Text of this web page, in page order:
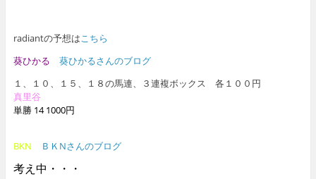
radiantの予想はこちら
葵ひかる
葵ひかるさんのブログ
１、１０、１５、１８の馬連、３連複ボックス 各１００円
真里谷
単勝 14 1000円
BKN ＢＫNさんのブログ
考え中・・・